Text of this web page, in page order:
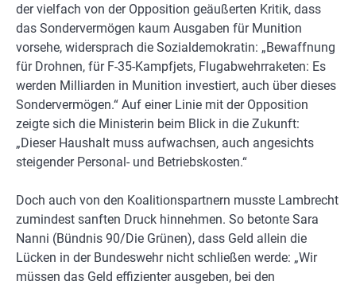
der vielfach von der Opposition geäußerten Kritik, dass
das Sondervermögen kaum Ausgaben für Munition
vorsehe, widersprach die Sozialdemokratin: „Bewaffnung
für Drohnen, für F-35-Kampfjets, Flugabwehrraketen: Es
werden Milliarden in Munition investiert, auch über dieses
Sondervermögen.“ Auf einer Linie mit der Opposition
zeigte sich die Ministerin beim Blick in die Zukunft:
„Dieser Haushalt muss aufwachsen, auch angesichts
steigender Personal- und Betriebskosten.“
Doch auch von den Koalitionspartnern musste Lambrecht
zumindest sanften Druck hinnehmen. So betonte Sara
Nanni (Bündnis 90/Die Grünen), dass Geld allein die
Lücken in der Bundeswehr nicht schließen werde: „Wir
müssen das Geld effizienter ausgeben, bei den